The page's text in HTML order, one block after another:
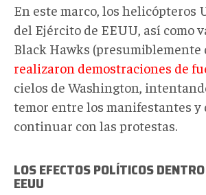
En este marco, los helicópteros
del Ejército de EEUU, así como
Black Hawks (presumiblemente
realizaron demostraciones de
cielos de Washington,
temor entre los manifestantes
continuar con las protestas.
LOS EFECTOS POLÍTICOS
EEUU